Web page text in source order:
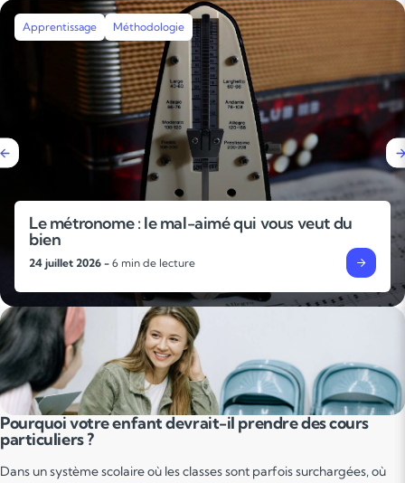
Apprentissage Méthodologie
Le métronome : le mal-aimé qui vous veut du
bien
24 juillet 2026 - 6 min de lecture
Pourquoi votre enfant devrait-il prendre des cours
particuliers ?
Dans un système scolaire où les classes sont parfois surchargées, où